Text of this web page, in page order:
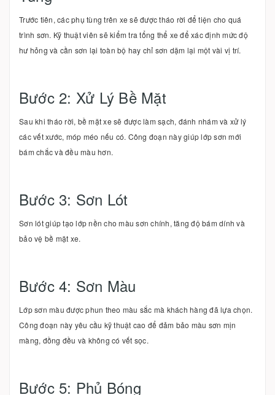
Trước tiên, các phụ tùng trên xe sẽ được tháo rời để tiện cho quá
trình sơn. Kỹ thuật viên sẽ kiểm tra tổng thể xe để xác định mức độ
hư hỏng và cần sơn lại toàn bộ hay chỉ sơn dặm lại một vài vị trí.
Bước 2: Xử Lý Bề Mặt
Sau khi tháo rời, bề mặt xe sẽ được làm sạch, đánh nhám và xử lý
các vết xước, móp méo nếu có. Công đoạn này giúp lớp sơn mới
bám chắc và đều màu hơn.
Bước 3: Sơn Lót
Sơn lót giúp tạo lớp nền cho màu sơn chính, tăng độ bám dính và
bảo vệ bề mặt xe.
Bước 4: Sơn Màu
Lớp sơn màu được phun theo màu sắc mà khách hàng đã lựa chọn.
Công đoạn này yêu cầu kỹ thuật cao để đảm bảo màu sơn mịn
màng, đồng đều và không có vết sọc.
Bước 5: Phủ Bóng